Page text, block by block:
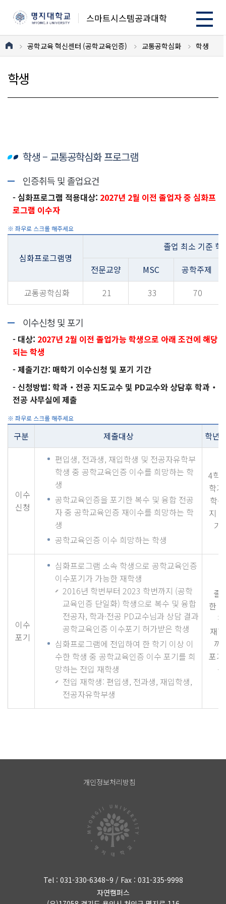
스마트시스템공과대학
공학교육 혁신센터 (공학교육인증) 교통공학심화 학생
학생
학생 – 교통공학심화 프로그램
인증취득 및 졸업요건
- 심화프로그램 적용대상: 2027년 2월 이전 졸업자 중 심화프
로그램 이수자
심화프로그램명
졸업 최소 기준 학
전문교양
MSC
공학주제
교통공학심화
21 33 70
이수신청 및 포기
- 대상: 2027년 2월 이전 졸업가능 학생으로 아래 조건에 해당
되는 학생
- 제출기간: 매학기 이수신청 및 포기 기간
- 신청방법: 학과‧전공 지도교수 및 PD교수와 상담후 학과‧
전공 사무실에 제출
구분 제출대상 학년
이수
신청
편입생, 전과생, 재입학생 및 전공자유학부
학생 중 공학교육인증 이수를 희망하는 학
생
공학교육인증을 포기한 복수 및 융합 전공
자 중 공학교육인증 재이수를 희망하는 학
생
공학교육인증 이수 희망하는 학생
4학
학
학
지
가
이수
포기
심화프로그램 소속 학생으로 공학교육인증
이수포기가 가능한 재학생
2016년 학번부터 2023 학번까지 (공학
교육인증 단일화) 학생으로 복수 및 융합
전공자, 학과·전공 PD교수님과 상담 결과
공학교육인증 이수포기 허가받은 학생
심화프로그램에 전입하여 한 학기 이상 이
수한 학생 중 공학교육인증 이수 포기를 희
망하는 전입 재학생
전입 재학생: 편입생, 전과생, 재입학생,
전공자유학부생
졸
한
전
재
까
포
능
개인정보처리방침
Tel : 031-330-6348~9 / Fax : 031-335-9998
자연캠퍼스